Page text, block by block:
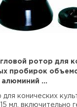
ротор для
пробирок
...
для конических
мл, включительно